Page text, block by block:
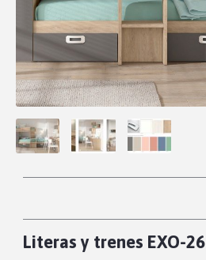
Literas y trenes EXO-26